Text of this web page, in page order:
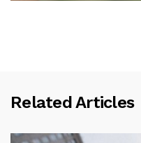
Related Articles